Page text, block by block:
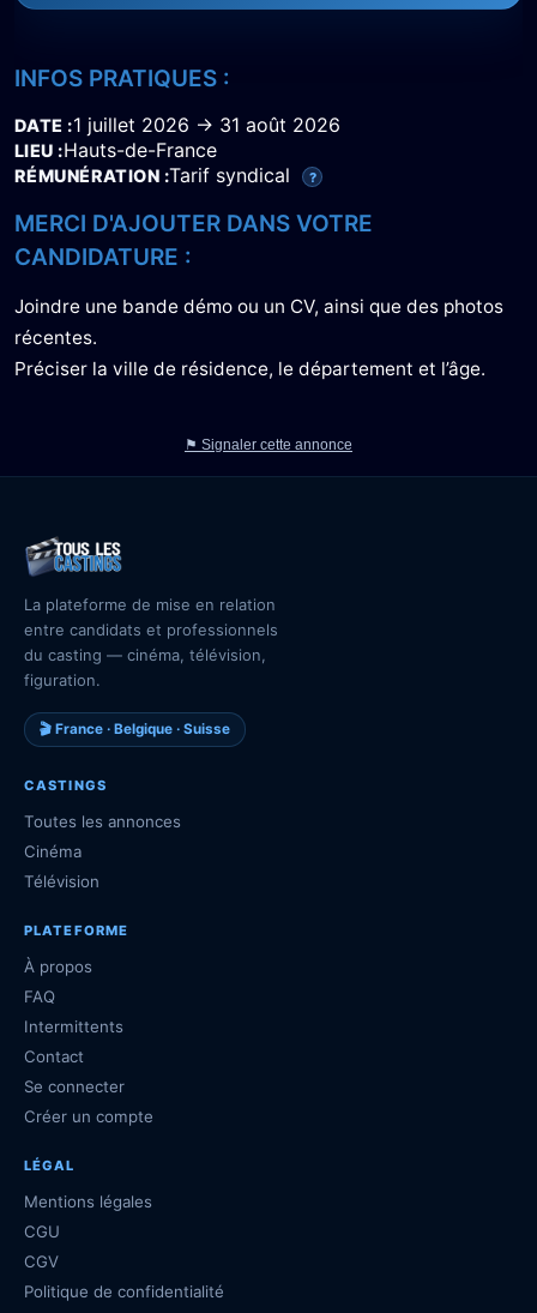
INFOS PRATIQUES :
DATE 1 juillet 2026 → 31 août 2026
LIEU Hauts-de-France
RÉMUNÉRATION Tarif syndical ?
MERCI D'AJOUTER DANS VOTRE
CANDIDATURE :
Joindre une bande démo ou un CV, ainsi que des photos
récentes.
Préciser la ville de résidence, le département et l’âge.
⚑ Signaler cette annonce
La plateforme de mise en relation
entre candidats et professionnels
du casting — cinéma, télévision,
figuration.
🎬 France · Belgique · Suisse
CASTINGS
Toutes les annonces
Cinéma
Télévision
PLATEFORME
À propos
FAQ
Intermittents
Contact
Se connecter
Créer un compte
LÉGAL
Mentions légales
CGU
CGV
Politique de confidentialité